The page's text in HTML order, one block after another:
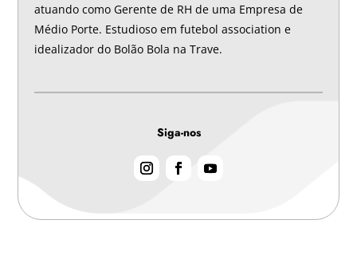
atuando como Gerente de RH de uma Empresa de
Médio Porte. Estudioso em futebol association e
idealizador do Bolão Bola na Trave.
Siga-nos